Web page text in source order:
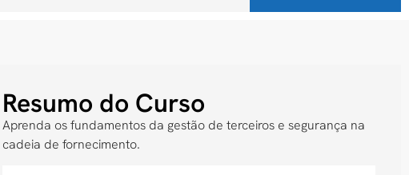
Resumo do Curso
Aprenda os fundamentos da gestão de terceiros e segurança na
cadeia de fornecimento.